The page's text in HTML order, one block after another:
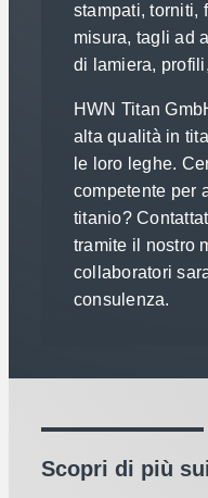
stampati, torniti,
misura, tagli ad
di lamiera,
HWN Titan
alta qualità in
le loro leghe.
competente per
titanio?
tramite il nostro
collaboratori
consulenza.
Scopri di più